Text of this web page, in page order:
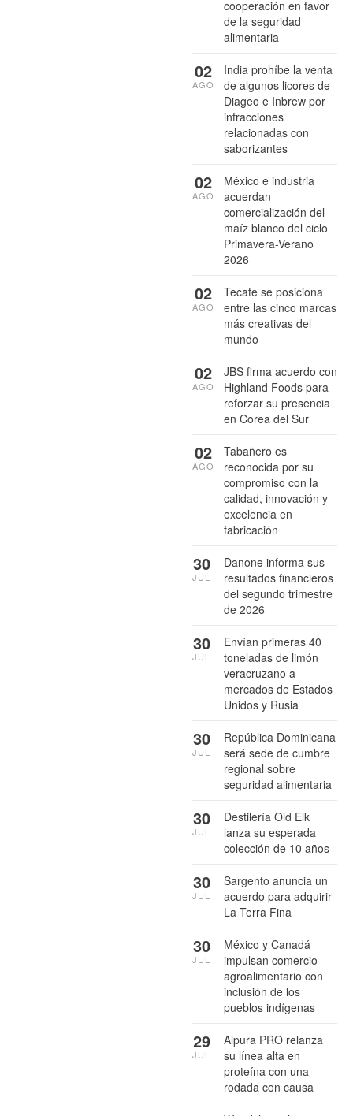
cooperación en favor
de la seguridad
alimentaria
India prohíbe la venta
de algunos licores de
Diageo e Inbrew por
infracciones
relacionadas con
saborizantes
02
AGO
México e industria
acuerdan
comercialización del
maíz blanco del ciclo
Primavera-Verano
2026
02
AGO
Tecate se posiciona
entre las cinco marcas
más creativas del
mundo
02
AGO
JBS firma acuerdo con
Highland Foods para
reforzar su presencia
en Corea del Sur
02
AGO
Tabañero es
reconocida por su
compromiso con la
calidad, innovación y
excelencia en
fabricación
02
AGO
Danone informa sus
resultados financieros
del segundo trimestre
de 2026
30
JUL
Envían primeras 40
toneladas de limón
veracruzano a
mercados de Estados
Unidos y Rusia
30
JUL
República Dominicana
será sede de cumbre
regional sobre
seguridad alimentaria
30
JUL
Destilería Old Elk
lanza su esperada
colección de 10 años
30
JUL
Sargento anuncia un
acuerdo para adquirir
La Terra Fina
30
JUL
México y Canadá
impulsan comercio
agroalimentario con
inclusión de los
pueblos indígenas
30
JUL
Alpura PRO relanza
su línea alta en
proteína con una
rodada con causa
29
JUL